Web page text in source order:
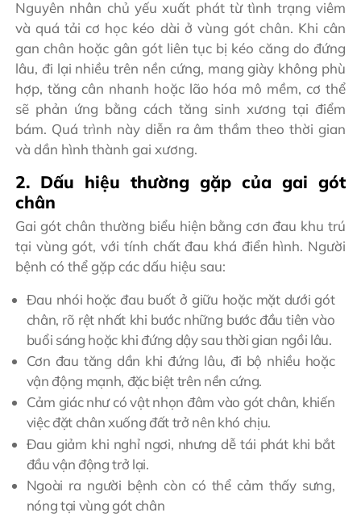
Nguyên nhân chủ yếu xuất phát từ tình trạng viêm
và quá tải cơ học kéo dài ở vùng gót chân. Khi cân
gan chân hoặc gân gót liên tục bị kéo căng do đứng
lâu, đi lại nhiều trên nền cứng, mang giày không phù
hợp, tăng cân nhanh hoặc lão hóa mô mềm, cơ thể
sẽ phản ứng bằng cách tăng sinh xương tại điểm
bám. Quá trình này diễn ra âm thầm theo thời gian
và dần hình thành gai xương.
2. Dấu hiệu thường gặp của gai gót
chân
Gai gót chân thường biểu hiện bằng cơn đau khu trú
tại vùng gót, với tính chất đau khá điển hình. Người
bệnh có thể gặp các dấu hiệu sau:
Đau nhói hoặc đau buốt ở giữu hoặc mặt dưới gót
chân, rõ rệt nhất khi bước những bước đầu tiên vào
buổi sáng hoặc khi đứng dậy sau thời gian ngồi lâu.
Cơn đau tăng dần khi đứng lâu, đi bộ nhiều hoặc
vận động mạnh, đặc biệt trên nền cứng.
Cảm giác như có vật nhọn đâm vào gót chân, khiến
việc đặt chân xuống đất trở nên khó chịu.
Đau giảm khi nghỉ ngơi, nhưng dễ tái phát khi bắt
đầu vận động trở lại.
Ngoài ra người bệnh còn có thể cảm thấy sưng,
nóng tại vùng gót chân